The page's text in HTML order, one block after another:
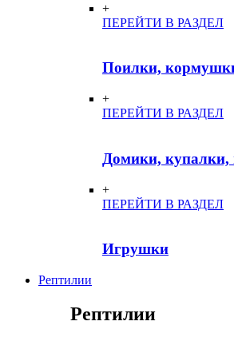
+
ПЕРЕЙТИ В РАЗДЕЛ
Поилки,
+
ПЕРЕЙТИ В РАЗДЕЛ
Домики, купалки,
+
ПЕРЕЙТИ В РАЗДЕЛ
Игрушки
Рептилии
Рептилии